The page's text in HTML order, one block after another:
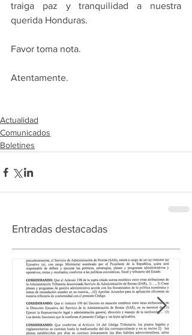
traiga paz y tranquilidad a nuestra
querida Honduras.
Favor toma nota.
Atentamente.
Actualidad
Comunicados
Boletines
Entradas destacadas